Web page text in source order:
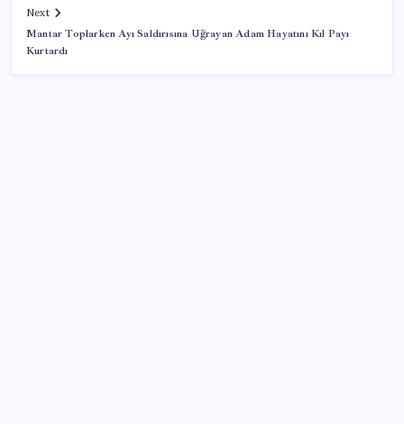
Next
Mantar Toplarken Ayı Saldırısına Uğrayan Adam Hayatını Kıl Payı
Kurtardı